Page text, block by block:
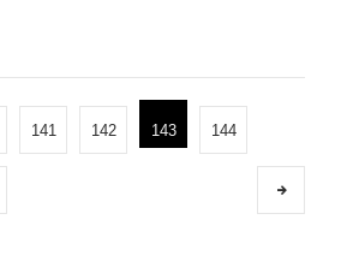
141 142 143 144